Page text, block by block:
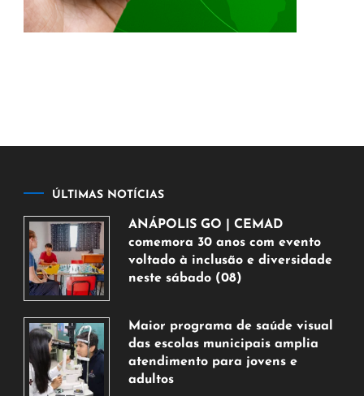
ÚLTIMAS NOTÍCIAS
ANÁPOLIS GO | CEMAD
comemora 30 anos com evento
voltado à inclusão e diversidade
neste sábado (08)
de
agosto
de
2026
Maior programa de saúde visual
das escolas municipais amplia
atendimento para jovens e
adultos